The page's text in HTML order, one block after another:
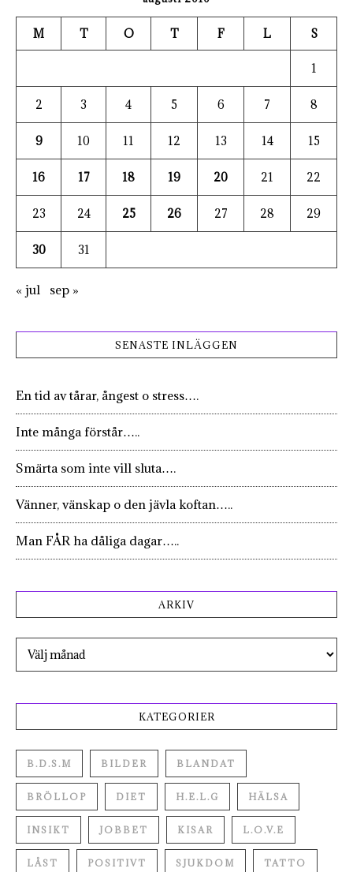
M T O T F L S
1
2 3 4 5 6 7 8
9 10 11 12 13 14 15
16 17 18 19 20 21 22
23 24 25 26 27 28 29
30 31
« jul sep »
SENASTE INLÄGGEN
En tid av tårar, ångest o stress….
Inte många förstår…..
Smärta som inte vill sluta….
Vänner, vänskap o den jävla koftan…..
Man FÅR ha dåliga dagar…..
ARKIV
Arkiv
KATEGORIER
B.D.S.M BILDER BLANDAT
BRÖLLOP DIET H.E.L.G HÄLSA
INSIKT JOBBET KISAR L.O.V.E
LÅST POSITIVT SJUKDOM TATTO